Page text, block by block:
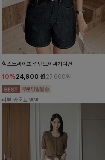
함스트라이프 린넨브이넥가디건
10%24,900 원27,600원
리뷰 카운트 영역